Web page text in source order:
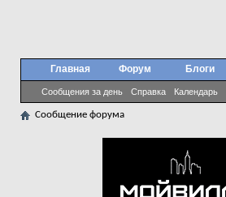
Главная Форум
Сообщения за день Справка Календарь
Блоги
Сообщение форума